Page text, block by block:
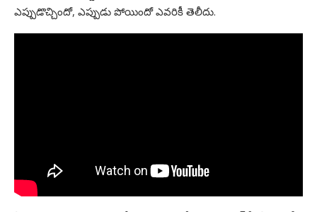
ఎప్పుడొచ్చిందో, ఎప్పుడు పోయిందో ఎవరికీ తెలీదు.